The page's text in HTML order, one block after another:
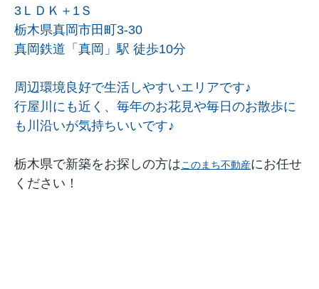
3ＬＤＫ＋1Ｓ
栃木県真岡市田町3-30
真岡鉄道「真岡」駅 徒歩10分
周辺環境良好で生活しやすいエリアです♪
行屋川にも近く、毎年のお花見や毎日のお散歩に
も川沿いが気持ちいいです♪
栃木県で新築をお探しの方はこのまち不動産にお任せ
ください！